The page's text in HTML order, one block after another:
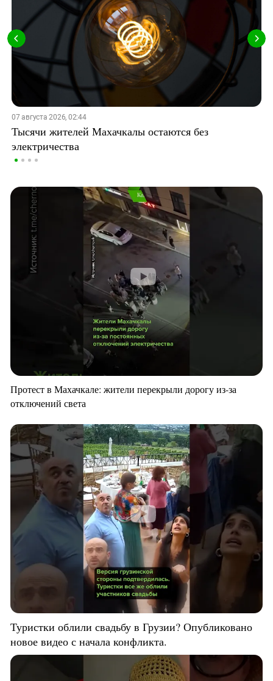
07 августа 2026, 02:44
Тысячи жителей Махачкалы остаются без
электричества
Протест в Махачкале: жители перекрыли дорогу из-за
отключений света
Туристки облили свадьбу в Грузии? Опубликовано
новое видео с начала конфликта.